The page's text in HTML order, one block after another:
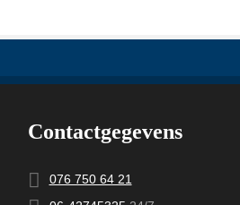
Contactgegevens
076 750 64 21